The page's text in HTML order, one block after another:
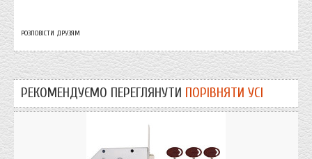
РОЗПОВІСТИ ДРУЗЯМ
РЕКОМЕНДУЄМО ПЕРЕГЛЯНУТИ ПОРІВНЯТИ УСІ